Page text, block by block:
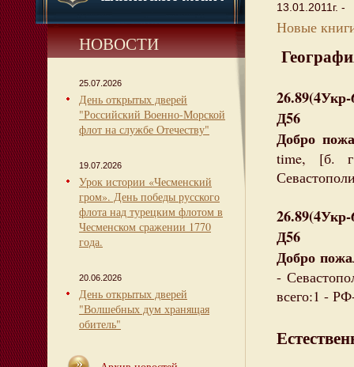
НОВОСТИ
25.07.2026
День открытых дверей
"Российский Военно-Морской
флот на службе Отечеству"
19.07.2026
Урок истории «Чесменский
гром». День победы русского
флота над турецким флотом в
Чесменском сражении 1770
года.
20.06.2026
День открытых дверей
"Волшебных дум хранящая
обитель"
13.01.2011г. -
Новые
Д56
Добро
time, [б.
Д56
Добро
-
всего:1 -